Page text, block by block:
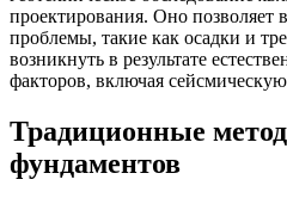
проектирования. Оно позволяет
проблемы, такие как осадки и
возникнуть в результате
факторов, включая
Традиционные
фундаментов